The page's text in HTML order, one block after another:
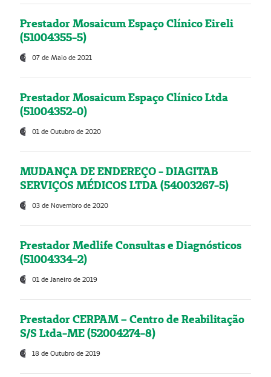
Prestador Mosaicum Espaço Clínico Eireli
(51004355-5)
07 de Maio de 2021
Prestador Mosaicum Espaço Clínico Ltda
(51004352-0)
01 de Outubro de 2020
MUDANÇA DE ENDEREÇO - DIAGITAB
SERVIÇOS MÉDICOS LTDA (54003267-5)
03 de Novembro de 2020
Prestador Medlife Consultas e Diagnósticos
(51004334-2)
01 de Janeiro de 2019
Prestador CERPAM – Centro de Reabilitação
S/S Ltda-ME (52004274-8)
18 de Outubro de 2019